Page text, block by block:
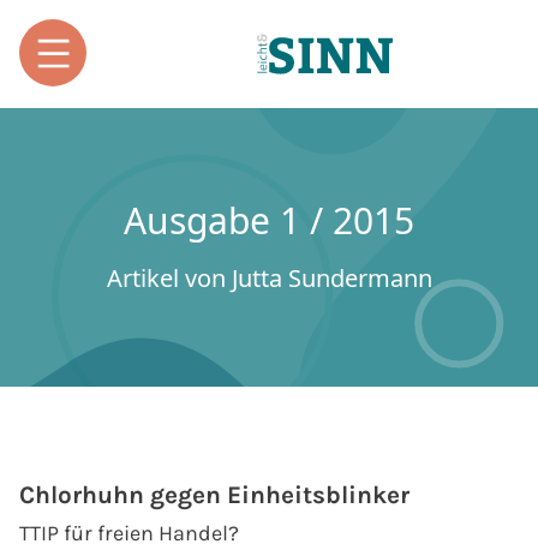
Ausgabe 1 / 2015
Artikel von Jutta Sundermann
Chlorhuhn gegen Einheitsblinker
TTIP für freien Handel?